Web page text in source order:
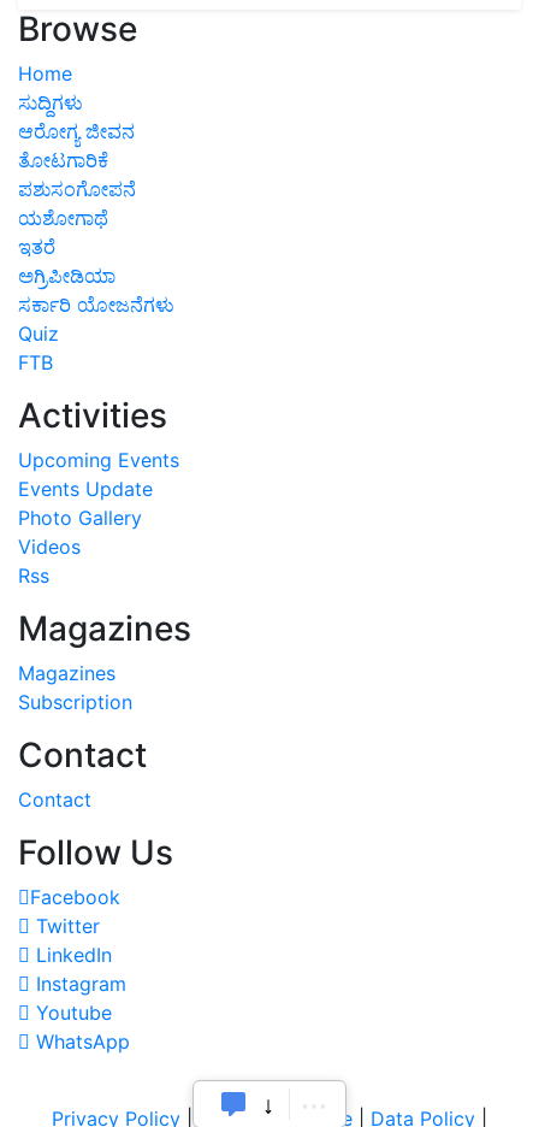
Browse
Home
ಸುದ್ದಿಗಳು
ಆರೋಗ್ಯ ಜೀವನ
ತೋಟಗಾರಿಕೆ
ಪಶುಸಂಗೋಪನೆ
ಯಶೋಗಾಥೆ
ಇತರೆ
ಅಗ್ರಿಪೀಡಿಯಾ
ಸರ್ಕಾರಿ ಯೋಜನೆಗಳು
Quiz
FTB
Activities
Upcoming Events
Events Update
Photo Gallery
Videos
Rss
Magazines
Magazines
Subscription
Contact
Contact
Follow Us
Facebook
Twitter
LinkedIn
Instagram
Youtube
WhatsApp
Privacy Policy | Terms of Service Data Policy